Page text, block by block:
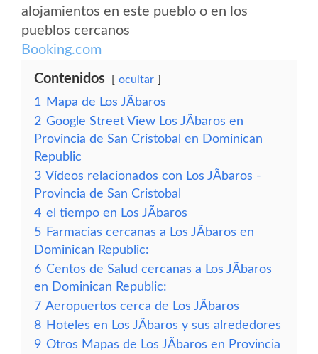
alojamientos en este pueblo o en los
pueblos cercanos
Booking.com
Contenidos ocultar
1
Mapa de Los JÃ­baros
2 Google Street View Los JÃ­baros en
Provincia de San Cristobal en Dominican
Republic
3 Vídeos relacionados con Los JÃ­baros -
Provincia de San Cristobal
4 el tiempo en Los JÃ­baros
5 Farmacias cercanas a Los JÃ­baros en
Dominican Republic:
6 Centos de Salud cercanas a Los JÃ­baros
en Dominican Republic:
7 Aeropuertos cerca de Los JÃ­baros
8 Hoteles en Los JÃ­baros y sus alrededores
9 Otros Mapas de Los JÃ­baros en Provincia